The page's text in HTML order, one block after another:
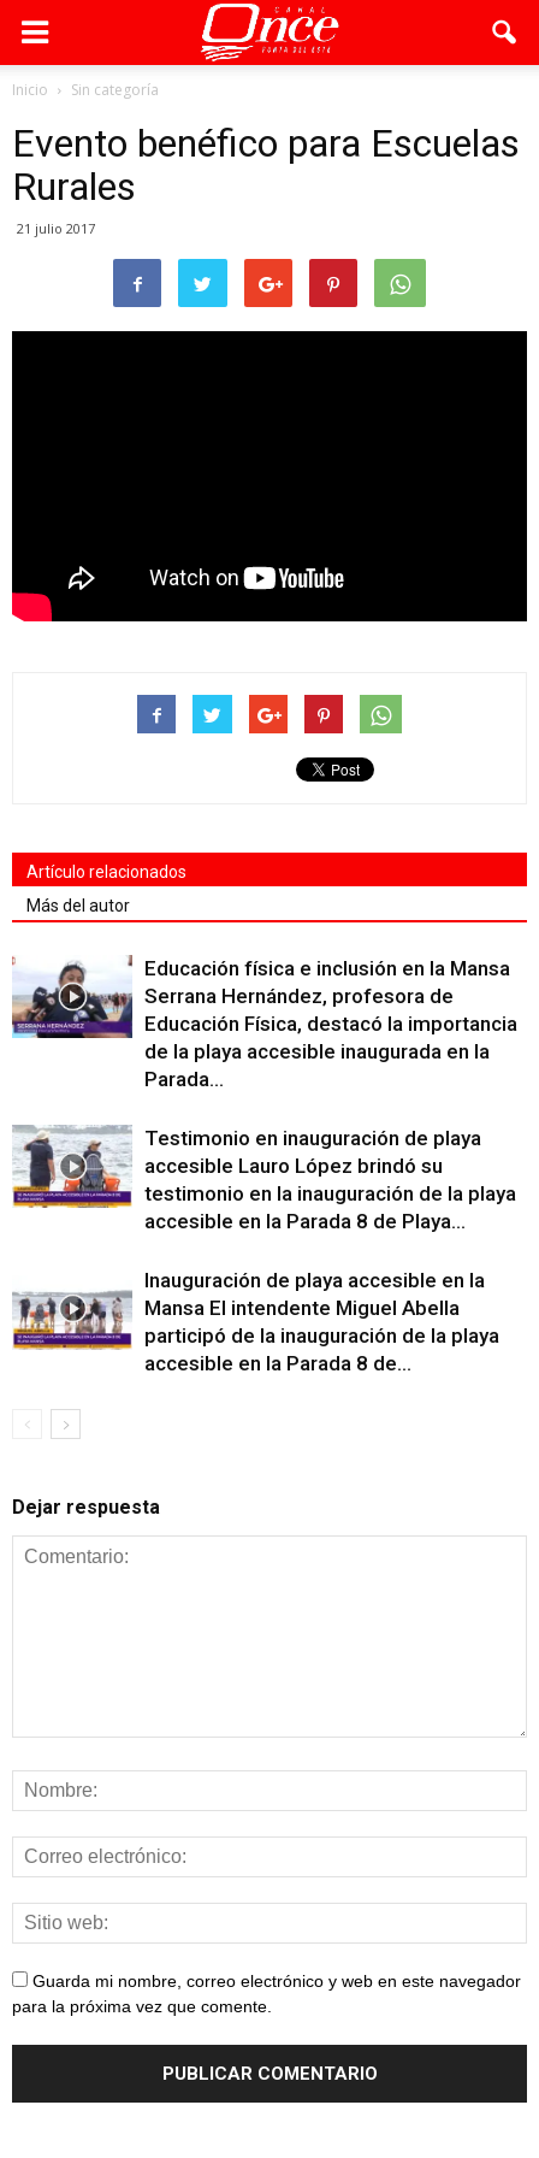
Inicio Sin categoría
Evento benéfico para Escuelas
Rurales
21 julio 2017
Artículo relacionados
Más del autor
Educación física e inclusión en la Mansa
Serrana Hernández, profesora de
Educación Física, destacó la importancia
de la playa accesible inaugurada en la
Parada...
Testimonio en inauguración de playa
accesible Lauro López brindó su
testimonio en la inauguración de la playa
accesible en la Parada 8 de Playa...
Inauguración de playa accesible en la
Mansa El intendente Miguel Abella
participó de la inauguración de la playa
accesible en la Parada 8 de...
Dejar respuesta
Guarda mi nombre, correo electrónico y web en este navegador
para la próxima vez que comente.